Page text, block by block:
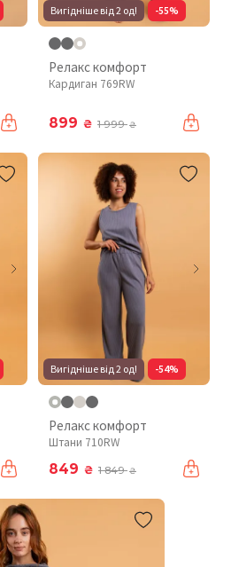
Вигідніше від 2 од! -55%
Релакс комфорт
Кардиган 769RW
899 ₴ 1 999₴
Вигідніше від 2 од! -54%
Релакс комфорт
Штани 710RW
849 ₴ 1 849₴